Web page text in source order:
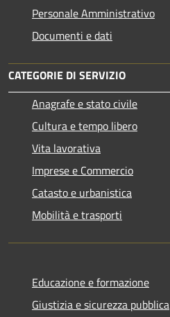
Personale Amministrativo
Documenti e dati
CATEGORIE DI SERVIZIO
Anagrafe e stato civile
Cultura e tempo libero
Vita lavorativa
Imprese e Commercio
Catasto e urbanistica
Mobilità e trasporti
Educazione e formazione
Giustizia e sicurezza pubblica